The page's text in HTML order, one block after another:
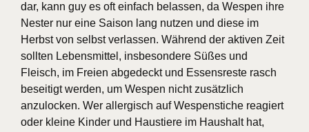
dar, kann guy es oft einfach belassen, da Wespen ihre
Nester nur eine Saison lang nutzen und diese im
Herbst von selbst verlassen. Während der aktiven Zeit
sollten Lebensmittel, insbesondere Süßes und
Fleisch, im Freien abgedeckt und Essensreste rasch
beseitigt werden, um Wespen nicht zusätzlich
anzulocken. Wer allergisch auf Wespenstiche reagiert
oder kleine Kinder und Haustiere im Haushalt hat,